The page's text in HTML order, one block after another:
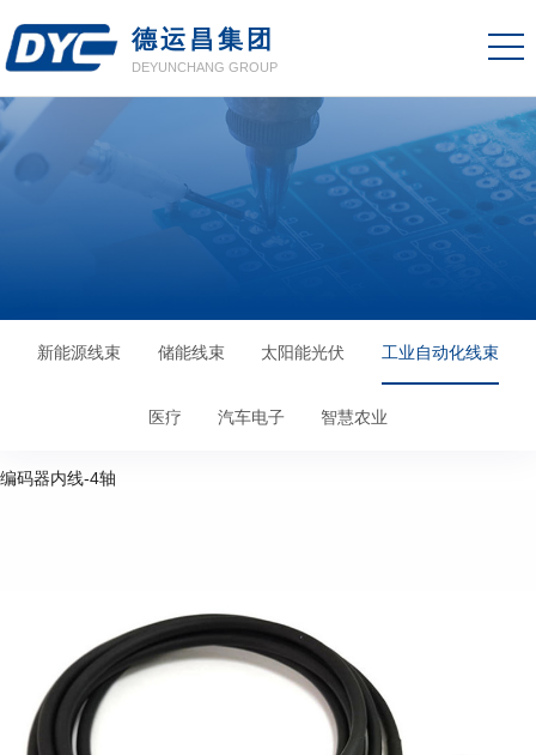
德运昌集团
DEYUNCHANG GROUP
新能源线束 储能线束 太阳能光伏 工业自动化线束
医疗 汽车电子 智慧农业
编码器内线-4轴